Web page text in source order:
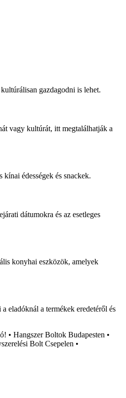
gazdagodni is lehet.
vagy kultúrát, itt megtalálhatják a
édességek és snackek.
dátumokra és az esetleges
konyhai eszközök, amelyek
eladóknál a termékek eredetéről és
• Hangszer Boltok Budapesten •
Bolt Csepelen •